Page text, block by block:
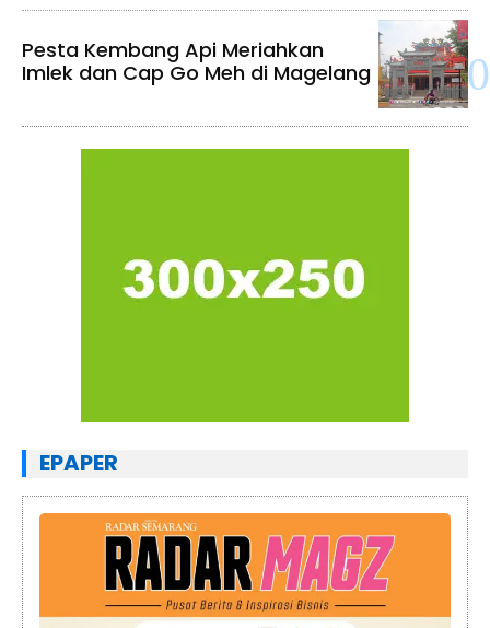
Pesta Kembang Api Meriahkan
Imlek dan Cap Go Meh di Magelang
EPAPER